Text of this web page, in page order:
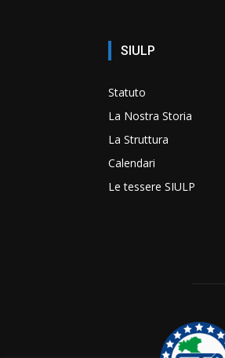
SIULP
Statuto
La Nostra Storia
La Struttura
Calendari
Le tessere SIULP